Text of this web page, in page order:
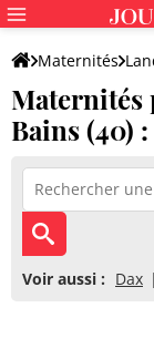
Maternités
Maternités
Bains (40)
Voir aussi : Dax